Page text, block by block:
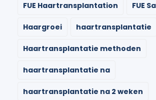
FUE Haartransplantation FUE
Haargroei haartransplantatie
Haartransplantatie methoden
haartransplantatie na
haartransplantatie na 2 weken